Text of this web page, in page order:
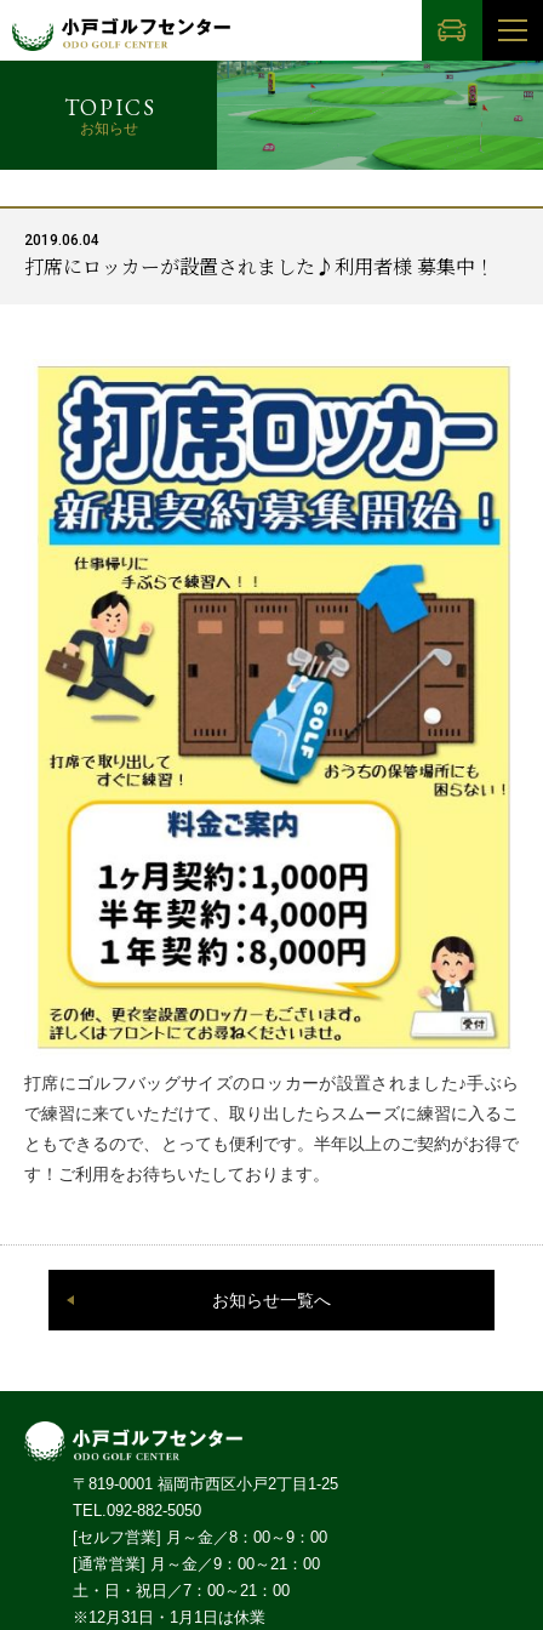
TOPICS
お知らせ
2019.06.04
打席にロッカーが設置されました♪利用者様 募集中！
打席にゴルフバッグサイズのロッカーが設置されました♪手ぶら
で練習に来ていただけて、取り出したらスムーズに練習に入るこ
ともできるので、とっても便利です。半年以上のご契約がお得で
す！ご利用をお待ちいたしております。
お知らせ一覧へ
〒819-0001 福岡市西区小戸2丁目1-25
TEL.092-882-5050
[セルフ営業] 月～金／8：00～9：00
[通常営業] 月～金／9：00～21：00
土・日・祝日／7：00～21：00
※12月31日・1月1日は休業